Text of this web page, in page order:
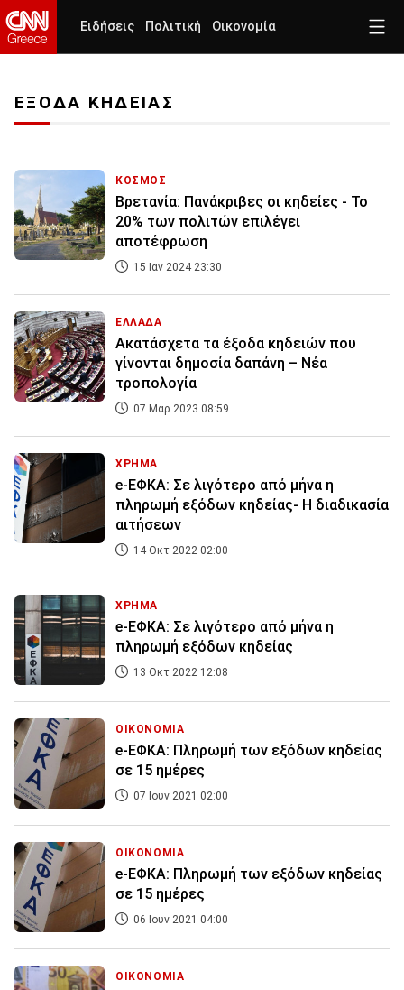
Ειδήσεις Πολιτική Οικονομία
ΕΞΟΔΑ ΚΗΔΕΙΑΣ
ΚΟΣΜΟΣ
Βρετανία: Πανάκριβες οι κηδείες - Το
20% των πολιτών επιλέγει
αποτέφρωση
15 Ιαν 2024 23:30
ΕΛΛΑΔΑ
Ακατάσχετα τα έξοδα κηδειών που
γίνονται δημοσία δαπάνη – Νέα
τροπολογία
07 Μαρ 2023 08:59
ΧΡΗΜΑ
e-ΕΦΚΑ: Σε λιγότερο από μήνα η
πληρωμή εξόδων κηδείας- Η διαδικασία
αιτήσεων
14 Οκτ 2022 02:00
ΧΡΗΜΑ
e-ΕΦΚΑ: Σε λιγότερο από μήνα η
πληρωμή εξόδων κηδείας
13 Οκτ 2022 12:08
ΟΙΚΟΝΟΜΙΑ
e-ΕΦΚΑ: Πληρωμή των εξόδων κηδείας
σε 15 ημέρες
07 Ιουν 2021 02:00
ΟΙΚΟΝΟΜΙΑ
e-ΕΦΚΑ: Πληρωμή των εξόδων κηδείας
σε 15 ημέρες
06 Ιουν 2021 04:00
ΟΙΚΟΝΟΜΙΑ